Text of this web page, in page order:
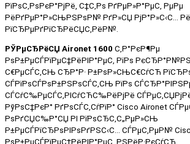
РїРѕС‚РѕРєР°РјРё, С‡С‚Рѕ РґРµР»Р°РµС‚ РµРµ
РёРґРµР°Р»СЊРЅРѕР№ РґР»СЏ РјР°Р»С‹С…
РїСЂРµРґРїСЂРёСЏС‚РёР№.
РЎРµСЂРёСЏ Aironet 1600 С‚Р°РєР¶Рµ
РѕР±РµСЃРїРµС‡РёРІР°РµС‚ РїРѕ
С€РµСЃС‚СЊ СЂР°Р· Р±РѕР»СЊС€СѓСЋ
СЃРїРѕСЃРѕР±РЅРѕСЃС‚СЊ РїРѕ
СЃСѓС‰РµСЃС‚РІСѓСЋС‰РёРјРё
РўРѕС‡РєР° РґРѕСЃС‚СѓРїР° Cisco Aironet
РѕРґСЏС‰Р°СЏ РІ РїРѕСЂС‚С„РµР»СЊ
Р±РµСЃРїСЂРѕРІРѕРґРЅС‹С… СЃРµС‚РµР№
РѕР±РµСЃРїРµС‡РёРІР°РµС‚ РЅРёР·РєСѓСЋ